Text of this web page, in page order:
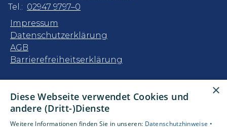
Tel.: 02947 9797–0
Impressum
Datenschutzerklärung
AGB
Barrierefreiheitserklärung
Privatkunden
Gewerbekunden
Karriere
×
Diese Webseite verwendet Cookies und
andere (Dritt-)Dienste
Weitere Informationen finden Sie in unseren: Datenschutzhinweise •